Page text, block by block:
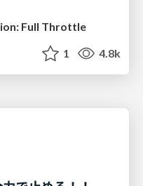
Full Throttle
1 4.8k